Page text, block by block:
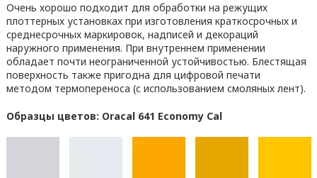
Очень хорошо подходит для обработки на режущих
плоттерных установках при изготовления краткосрочных и
среднесрочных маркировок, надписей и декораций
наружного применения. При внутреннем применении
обладает почти неограниченной устойчивостью. Блестящая
поверхность также пригодна для цифровой печати
методом термопереноса (с использованием смоляных лент).
Образцы цветов: Oracal 641 Economy Cal